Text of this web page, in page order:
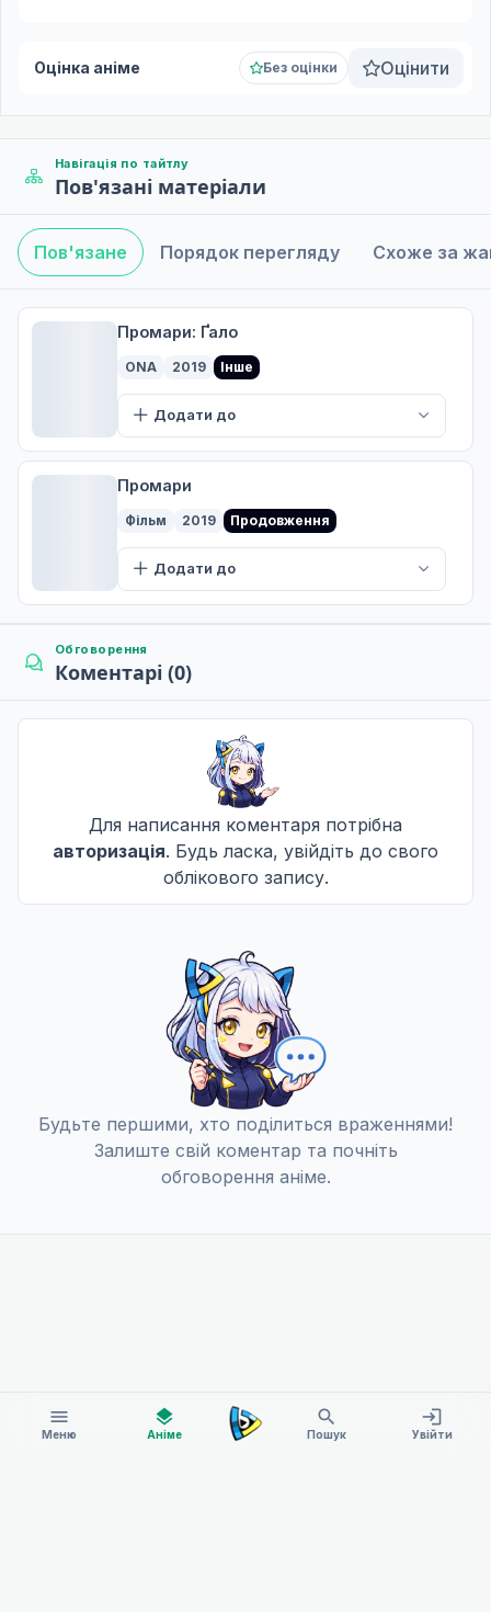
menu
Меню
layers
Аніме
search
Пошук
login
Увійти
Оцінка аніме Без оцінки Оцінити
Навігація по тайтлу
Пов'язані матеріали
Пов'язане Порядок перегляду Схоже за
Промари: Ґало
ONA 2019 Інше
Додати до
Промари
Фільм 2019 Продовження
Додати до
Обговорення
Коментарі (0)
Для написання коментаря потрібна
авторизація. Будь ласка, увійдіть до свого
облікового запису.
Будьте першими, хто поділиться враженнями!
Залиште свій коментар та почніть
обговорення аніме.